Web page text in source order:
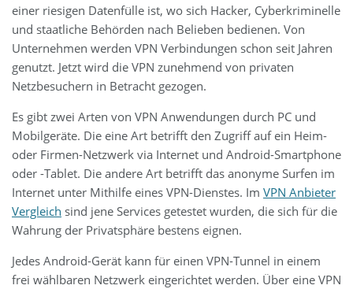
einer riesigen Datenfülle ist, wo sich Hacker, Cyberkriminelle
und staatliche Behörden nach Belieben bedienen. Von
Unternehmen werden VPN Verbindungen schon seit Jahren
genutzt. Jetzt wird die VPN zunehmend von privaten
Netzbesuchern in Betracht gezogen.
Es gibt zwei Arten von VPN Anwendungen durch PC und
Mobilgeräte. Die eine Art betrifft den Zugriff auf ein Heim-
oder Firmen-Netzwerk via Internet und Android-Smartphone
oder -Tablet. Die andere Art betrifft das anonyme Surfen im
Internet unter Mithilfe eines VPN-Dienstes. Im VPN Anbieter
Vergleich sind jene Services getestet wurden, die sich für die
Wahrung der Privatsphäre bestens eignen.
Jedes Android-Gerät kann für einen VPN-Tunnel in einem
frei wählbaren Netzwerk eingerichtet werden. Über eine VPN